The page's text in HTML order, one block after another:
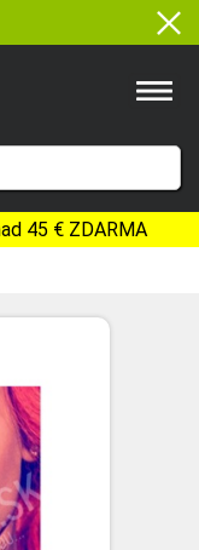
45 € ZDARMA